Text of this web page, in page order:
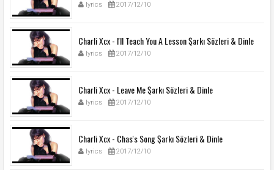
lyrics 2017/12/10
Charli Xcx - I'll Teach You A Lesson Şarkı Sözleri & Dinle
lyrics 2017/12/10
Charli Xcx - Leave Me Şarkı Sözleri & Dinle
lyrics 2017/12/10
Charli Xcx - Chas's Song Şarkı Sözleri & Dinle
lyrics 2017/12/10